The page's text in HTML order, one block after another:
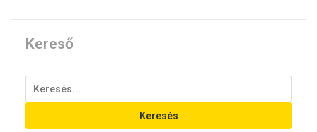
Kereső
Keresés